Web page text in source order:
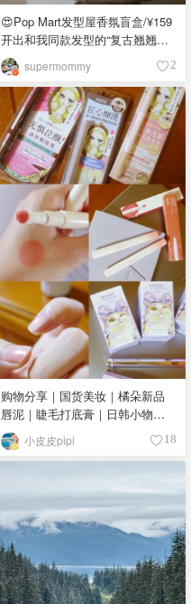
😍Pop Mart发型屋香氛盲盒/¥159
开出和我同款发型的“复古翘翘头”
😍
supermommy 2
购物分享｜国货美妆｜橘朵新品
唇泥｜睫毛打底膏｜日韩小物｜
眼线笔｜美甲DIY💅
小皮皮pipi 18